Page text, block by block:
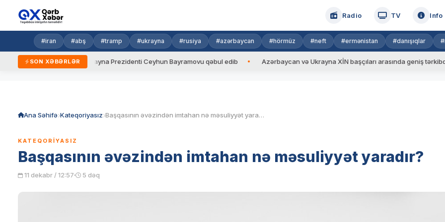
Radio TV Info
#iran #abş #tramp #ukrayna #rusiya #azərbaycan #hörmüz #neft #ermənistan #danışıqlar
SON XƏBƏRLƏR
qaydalar Ukrayna Prezidenti Ceyhun Bayramovu qəbul edib Azərbaycan və Ukrayna XİN başçıları arasında geniş tərkibdə
Ana Səhifə Kateqoriyasız Başqasının əvəzindən imtahan nə məsuliyyət yaradır?
KATEQORIYASIZ
Başqasının əvəzindən imtahan nə məsuliyyət yaradır?
11 dekabr / 12:57 5 dəq